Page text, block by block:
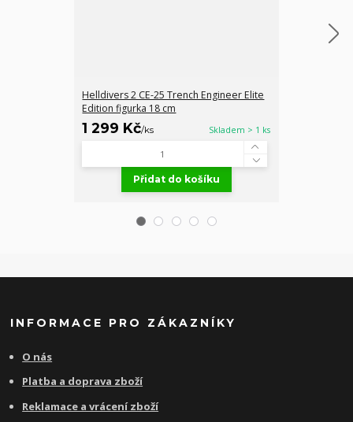
Helldivers 2 CE-25 Trench Engineer Elite
Edition figurka 18 cm
1 299 Kč/ks Skladem > 1 ks
Přidat do košíku
INFORMACE PRO ZÁKAZNÍKY
O nás
Platba a doprava zboží
Reklamace a vrácení zboží